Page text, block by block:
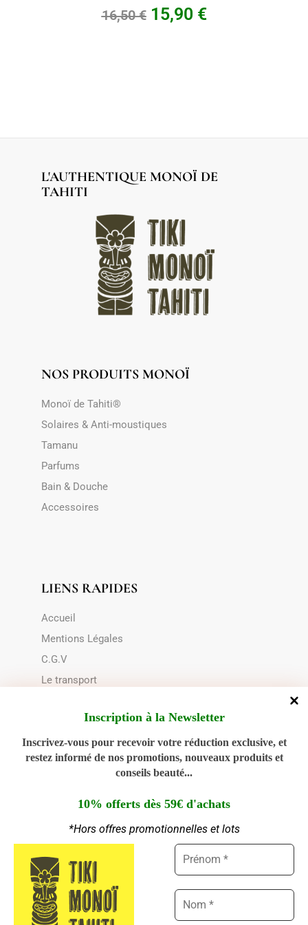
Gérer le consentement aux
Nous utilisons des cookies pour améliorer votre expérience, analyser le
trafic et personnaliser le contenu. Vous pouvez accepter, refuser ou
personnaliser vos choix.
16,50€ 15,90 €
L'AUTHENTIQUE MONOÏ DE
TAHITI
NOS PRODUITS MONOÏ
Monoï de Tahiti®
Solaires & Anti-moustiques
Tamanu
Parfums
Bain & Douche
Accessoires
LIENS RAPIDES
Accueil
Mentions Légales
C.G.V
Le transport
Politique de cookies (UE)
NOUS CONTACTER
02 28 00 94 89
Ouvert du Lundi au Jeudi : 9h - 12h30 | 14h30 -
Ouvert le Vendredi : 9h - 12h30
Inscription à la Newsletter
Inscrivez-vous pour recevoir votre réduction exclusive, et
restez informé de nos promotions, nouveaux produits et
conseils beauté...
10% offerts dès 59€ d'achats
*Hors offres promotionnelles et lots